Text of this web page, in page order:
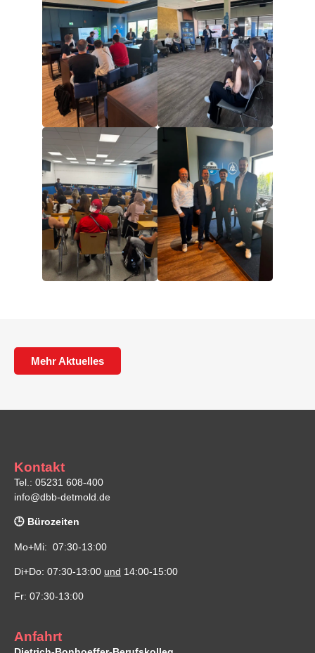
Mehr Aktuelles
Kontakt
Tel.: 05231 608-400
info@dbb-detmold.de
🕒 Bürozeiten
Mo+Mi: 07:30-13:00
Di+Do: 07:30-13:00 und 14:00-15:00
Fr: 07:30-13:00
Anfahrt